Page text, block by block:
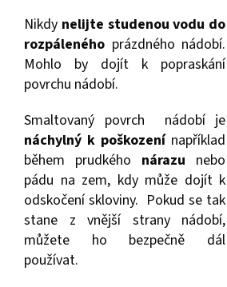
Nikdy nelijte studenou vodu do
rozpáleného prázdného nádobí.
Mohlo by dojít k popraskání
povrchu nádobí.
Smaltovaný povrch nádobí je
náchylný k poškození například
během prudkého nárazu nebo
pádu na zem, kdy může dojít k
odskočení skloviny. Pokud se tak
stane z vnější strany nádobí,
můžete ho bezpečně dál
používat.